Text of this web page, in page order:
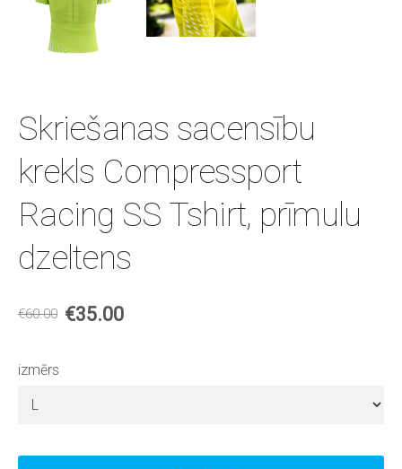
Skriešanas sacensību
krekls Compressport
Racing SS Tshirt, prīmulu
dzeltens
€60.00 €35.00
izmērs